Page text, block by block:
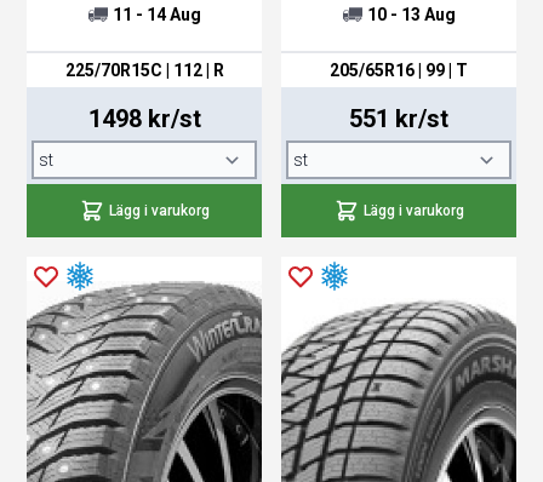
11 - 14 Aug
225/70R15C | 112 | R
1498 kr/st
Lägg i varukorg
10 - 13 Aug
205/65R16 | 99 | T
551 kr/st
Lägg i varukorg